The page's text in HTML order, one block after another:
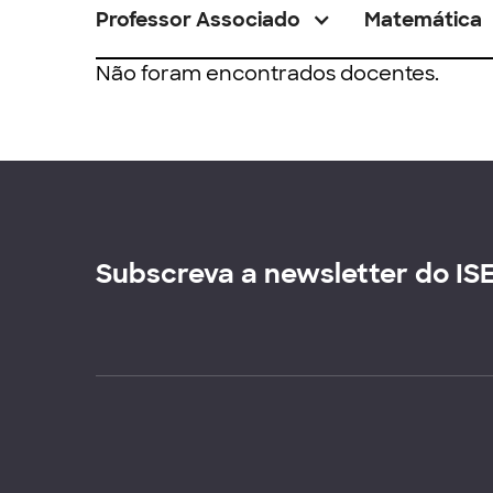
Professor Associado Matemática
Não foram encontrados docentes.
Subscreva a newsletter do